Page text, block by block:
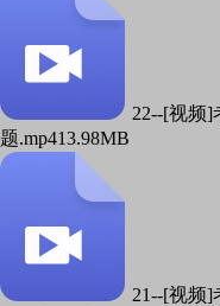
22--[视频]
题.mp413.98MB
21--[视频]